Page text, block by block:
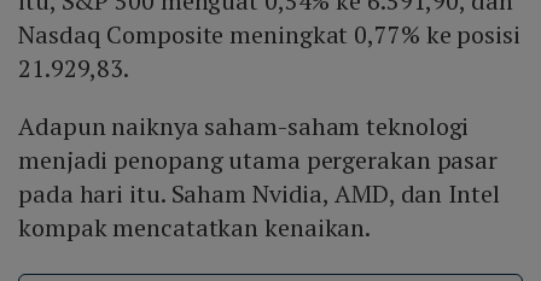
Nasdaq Composite meningkat 0,77% ke posisi
21.929,83.
Adapun naiknya saham-saham teknologi
menjadi penopang utama pergerakan pasar
pada hari itu. Saham Nvidia, AMD, dan Intel
kompak mencatatkan kenaikan.